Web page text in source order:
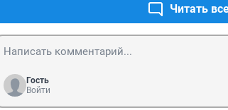
Читать
Гость
Войти